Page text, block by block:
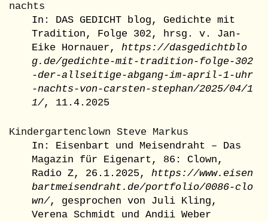
nachts
In: DAS GEDICHT blog, Gedichte mit
Tradition, Folge 302, hrsg. v. Jan-
Eike Hornauer,https://dasgedichtblo
g.de/gedichte-mit-tradition-folge-302
-der-allseitige-abgang-im-april-1-uhr
-nachts-von-carsten-stephan/2025/04/1
1/, 11.4.2025
Kindergartenclown Steve Markus
In: Eisenbart und Meisendraht – Das
Magazin für Eigenart, 86: Clown,
Radio Z, 26.1.2025,https://www.eisen
bartmeisendraht.de/portfolio/0086-clo
wn/, gesprochen von Juli Kling,
Verena Schmidt und Andii Weber